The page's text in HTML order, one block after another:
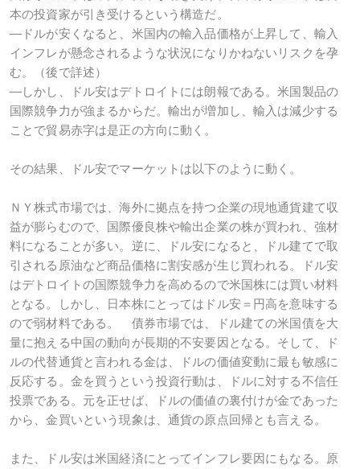
本の投資家が引き受けるという構造だ。
―ドルが安くなると、米国内の輸入品価格が上昇して、輸入
インフレが懸念されるような状況になりかねないリスクを孕
む。（後で詳述）
―しかし、ドル安はデトロイトには朗報である。米国製品の
国際競争力が強まるからだ。輸出が増加し、輸入は減少する
ことで貿易赤字は是正の方向に動く。
その結果、ドル安でマーケットは以下のように動く。
ＮＹ株式市場では、海外に拠点を持つ企業の現地通貨建て収
益が膨らむので、国際優良株や輸出企業の株が買われ、強材
料になることが多い。逆に、ドル安になると、ドル建てで取
引される原油など商品価格に割安感が生じ買われる。ドル安
はデトロイトの国際競争力を高めるので米国株には買い材料
となる。しかし、日本株にとってはドル安＝円高を意味する
ので弱材料である。 債券市場では、ドル建ての米国債を大
量に抱える中国の動向が長期的不安要因となる。そして、ド
ルの代替通貨と言われる金は、ドルの価値変動に最も敏感に
反応する。金を買うという投資行動は、ドルに対する不信任
投票である。元を正せば、ドルの価値の裏付けが金であった
から、金買いという現象は、通貨の原点回帰とも言える。
また、ドル安は米国経済にとってインフレ要因にもなる。原